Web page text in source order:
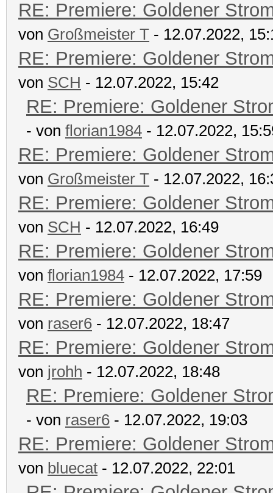
RE: Premiere: Goldener
von Großmeister T - 12.07.2022,
RE: Premiere: Goldener
von SCH - 12.07.2022, 15:42
RE: Premiere: Goldener
- von florian1984 - 12.07.2022,
RE: Premiere: Goldener
von Großmeister T - 12.07.2022,
RE: Premiere: Goldener
von SCH - 12.07.2022, 16:49
RE: Premiere: Goldener
von florian1984 - 12.07.2022, 17:59
RE: Premiere: Goldener
von raser6 - 12.07.2022, 18:47
RE: Premiere: Goldener
von jrohh - 12.07.2022, 18:48
RE: Premiere: Goldener
- von raser6 - 12.07.2022, 19:03
RE: Premiere: Goldener
von bluecat - 12.07.2022, 22:01